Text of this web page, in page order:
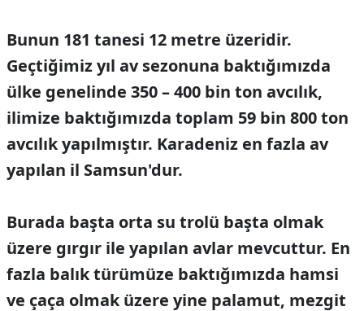
Bunun 181 tanesi 12 metre üzeridir.
Geçtiğimiz yıl av sezonuna baktığımızda
ülke genelinde 350 – 400 bin ton avcılık,
ilimize baktığımızda toplam 59 bin 800 ton
avcılık yapılmıştır. Karadeniz en fazla av
yapılan il Samsun'dur.
Burada başta orta su trolü başta olmak
üzere gırgır ile yapılan avlar mevcuttur. En
fazla balık türümüze baktığımızda hamsi
ve çaça olmak üzere yine palamut, mezgit